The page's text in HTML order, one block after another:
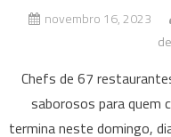
novembro 16, 2023
Chefs de 67
saborosos para quem
termina neste domingo,